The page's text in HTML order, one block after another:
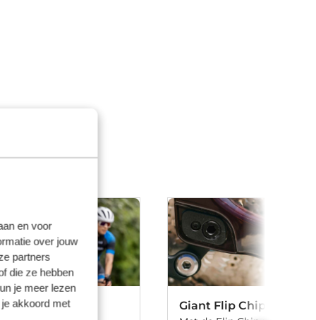
en voor
over jouw
partners
die ze hebben
je meer lezen
akkoord met
Giant Flip Chip